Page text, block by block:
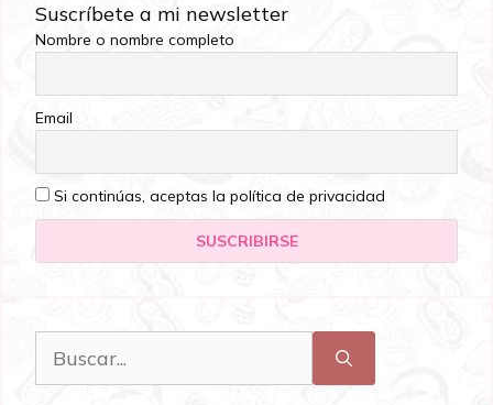
Suscríbete a mi newsletter
Nombre o nombre completo
Email
Si continúas, aceptas la política de privacidad